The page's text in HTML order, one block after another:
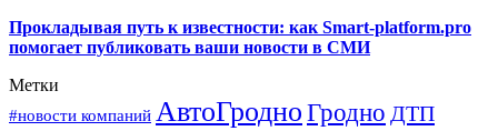
Прокладывая путь к известности: как Smart-platform.pro
помогает публиковать ваши новости в СМИ
Метки
#новости компаний АвтоГродноГродно ДТП